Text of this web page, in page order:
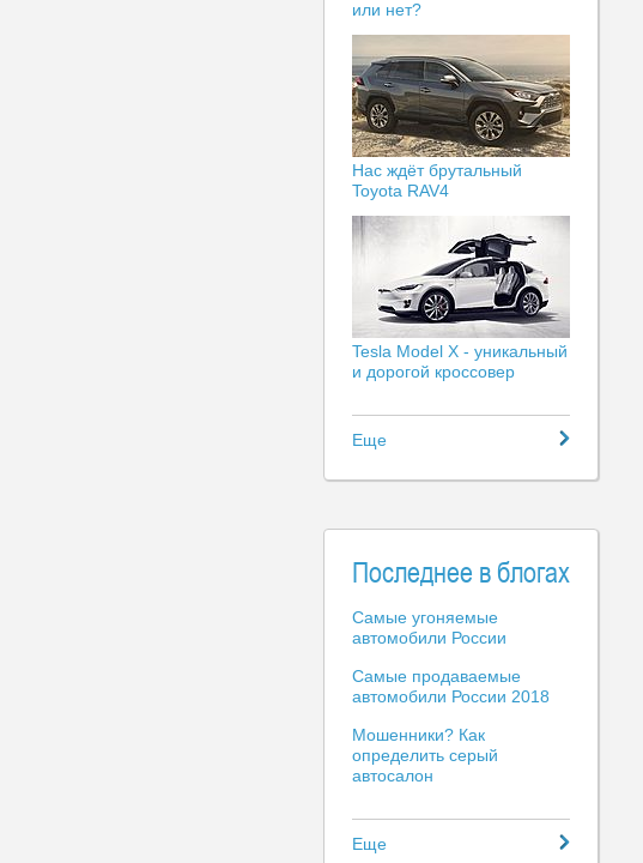
или нет?
Нас ждёт брутальный
Toyota RAV4
Tesla Model X - уникальный
и дорогой кроссовер
Еще
Последнее в блогах
Самые угоняемые
автомобили России
Самые продаваемые
автомобили России 2018
Мошенники? Как
определить серый
автосалон
Еще